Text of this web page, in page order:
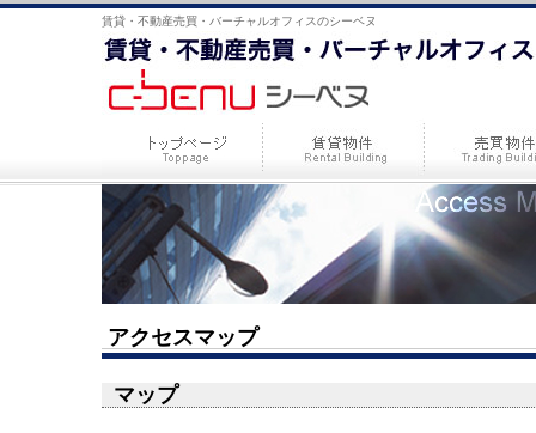
賃貸・不動産売買・バーチャルオフィスのシーベヌ
アクセスマップ
マップ